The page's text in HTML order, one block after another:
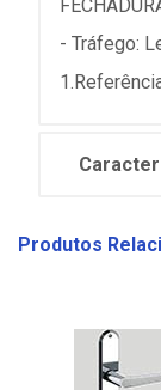
- Tráfego:
Produtos